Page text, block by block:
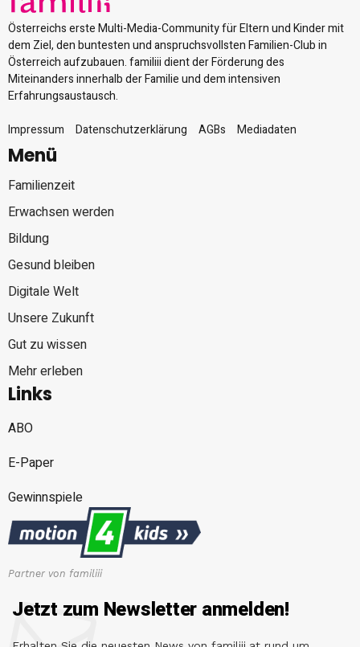
Österreichs erste Multi-Media-Community für Eltern und Kinder mit
dem Ziel, den buntesten und anspruchsvollsten Familien-Club in
Österreich aufzubauen. familiii dient der Förderung des
Miteinanders innerhalb der Familie und dem intensiven
Erfahrungsaustausch.
Impressum
Datenschutzerklärung AGBs Mediadaten
Menü
Familienzeit
Erwachsen werden
Bildung
Gesund bleiben
Digitale Welt
Unsere Zukunft
Gut zu wissen
Mehr erleben
Links
ABO
E-Paper
Gewinnspiele
Partner von familiii
Jetzt zum Newsletter anmelden!